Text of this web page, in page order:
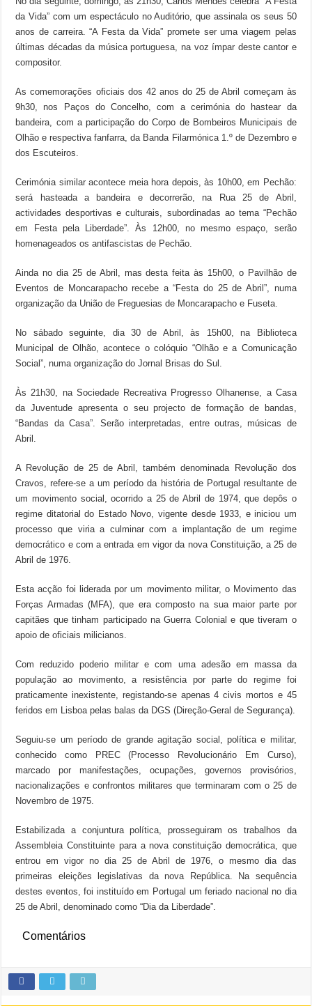
da Vida” com um espectáculo no Auditório, que assinala os seus 50
anos de carreira. “A Festa da Vida” promete ser uma viagem pelas
últimas décadas da música portuguesa, na voz ímpar deste cantor e
compositor.
As comemorações oficiais dos 42 anos do 25 de Abril começam às
9h30, nos Paços do Concelho, com a cerimónia do hastear da
bandeira, com a participação do Corpo de Bombeiros Municipais de
Olhão e respectiva fanfarra, da Banda Filarmónica 1.º de Dezembro e
dos Escuteiros.
Cerimónia similar acontece meia hora depois, às 10h00, em Pechão:
será hasteada a bandeira e decorrerão, na Rua 25 de Abril,
actividades desportivas e culturais, subordinadas ao tema “Pechão
em Festa pela Liberdade”. Às 12h00, no mesmo espaço, serão
homenageados os antifascistas de Pechão.
Ainda no dia 25 de Abril, mas desta feita às 15h00, o Pavilhão de
Eventos de Moncarapacho recebe a “Festa do 25 de Abril”, numa
organização da União de Freguesias de Moncarapacho e Fuseta.
No sábado seguinte, dia 30 de Abril, às 15h00, na Biblioteca
Municipal de Olhão, acontece o colóquio “Olhão e a Comunicação
Social”, numa organização do Jornal Brisas do Sul.
Às 21h30, na Sociedade Recreativa Progresso Olhanense, a Casa
da Juventude apresenta o seu projecto de formação de bandas,
“Bandas da Casa”. Serão interpretadas, entre outras, músicas de
Abril.
A Revolução de 25 de Abril, também denominada Revolução dos
Cravos, refere-se a um período da história de Portugal resultante de
um movimento social, ocorrido a 25 de Abril de 1974, que depôs o
regime ditatorial do Estado Novo, vigente desde 1933, e iniciou um
processo que viria a culminar com a implantação de um regime
democrático e com a entrada em vigor da nova Constituição, a 25 de
Abril de 1976.
Esta acção foi liderada por um movimento militar, o Movimento das
Forças Armadas (MFA), que era composto na sua maior parte por
capitães que tinham participado na Guerra Colonial e que tiveram o
apoio de oficiais milicianos.
Com reduzido poderio militar e com uma adesão em massa da
população ao movimento, a resistência por parte do regime foi
praticamente inexistente, registando-se apenas 4 civis mortos e 45
feridos em Lisboa pelas balas da DGS (Direção-Geral de Segurança).
Seguiu-se um período de grande agitação social, política e militar,
conhecido como PREC (Processo Revolucionário Em Curso),
marcado por manifestações, ocupações, governos provisórios,
nacionalizações e confrontos militares que terminaram com o 25 de
Novembro de 1975.
Estabilizada a conjuntura política, prosseguiram os trabalhos da
Assembleia Constituinte para a nova constituição democrática, que
entrou em vigor no dia 25 de Abril de 1976, o mesmo dia das
primeiras eleições legislativas da nova República. Na sequência
destes eventos, foi instituído em Portugal um feriado nacional no dia
25 de Abril, denominado como “Dia da Liberdade”.
Comentários